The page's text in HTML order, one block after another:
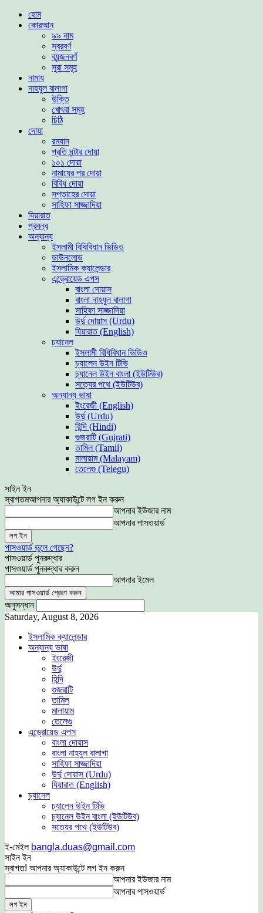
হোম
কোরআন
৯৯ নাম
স্বরবর্ণ
ব্যন্জনবর্ণ
সুরা সমূহ
নামায
নাহযুল বালাগা
উক্তি
খোৎবা সমূহ
চিঠি
দোয়া
রমযান
প্রতি ঘন্টার দোয়া
১০১ দোয়া
নামাযের পর দোয়া
বিবিধ দোয়া
সপ্তাহের দোয়া
সাহিফা সাজ্জাদিয়া
যিয়ারাত
প্রবন্ধ
অন্যান্য
ইসলামী বিধিবিধান ভিডিও
ডাউনলোড
ইসলামিক ক্যালেন্ডার
এন্ড্রোয়েড এপস
বাংলা দোয়াস
বাংলা নাহযুল বালাগা
সাহিফা সাজ্জাদিয়া
উর্দু দোয়াস (Urdu)
যিয়ারাত (English)
চ্যানেল
ইসলামী বিধিবিধান ভিডিও
চ্যালেন উইন টিভি
চ্যানেল উইন বাংলা (ইউটিউব)
সত্যের পথে (ইউটিউব)
অন্যান্য ভাষা
ইংরেজী (English)
উর্দু (Urdu)
হিন্দি (Hindi)
গুজরাটি (Gujrati)
তামিল (Tamil)
মালায়াম (Malayam)
তেলেগু (Telegu)
সাইন ইন
স্বাগতমআপনার অ্যাকাউন্টে লগ ইন করুন
আপনার ইউজার নাম
আপনার পাসওয়ার্ড
পাসওয়ার্ড ভুলে গেছেন?
পাসওয়ার্ড পুনরুদ্ধার
পাসওয়ার্ড পুনরুদ্ধার করুন
আপনার ইমেল
অনুসন্ধান
Saturday, August 8, 2026
ইসলামিক ক্যালেন্ডার
অন্যান্য ভাষা
ইংরেজী
উর্দু
হিন্দি
গুজরাটি
তামিল
মালায়াম
তেলেগু
এন্ড্রোয়েড এপস
বাংলা দোয়াস
বাংলা নাহযুল বালাগা
সাহিফা সাজ্জাদিয়া
উর্দু দোয়াস (Urdu)
যিয়ারাত (English)
চ্যানেল
চ্যালেন উইন টিভি
চ্যানেল উইন বাংলা (ইউটিউব)
সত্যের পথে (ইউটিউব)
ই-মেইল bangla.duas@gmail.com
সাইন ইন
স্বাগত! আপনার অ্যাকাউন্টে লগ ইন করুন
আপনার ইউজার নাম
আপনার পাসওয়ার্ড